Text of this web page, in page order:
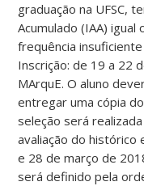
graduação na UFSC,
Acumulado (IAA) igual
frequência
Inscrição: de 19 a 22
MArquE. O aluno
entregar uma cópia
seleção será
avaliação do histórico
e 28 de março de
será definido pela